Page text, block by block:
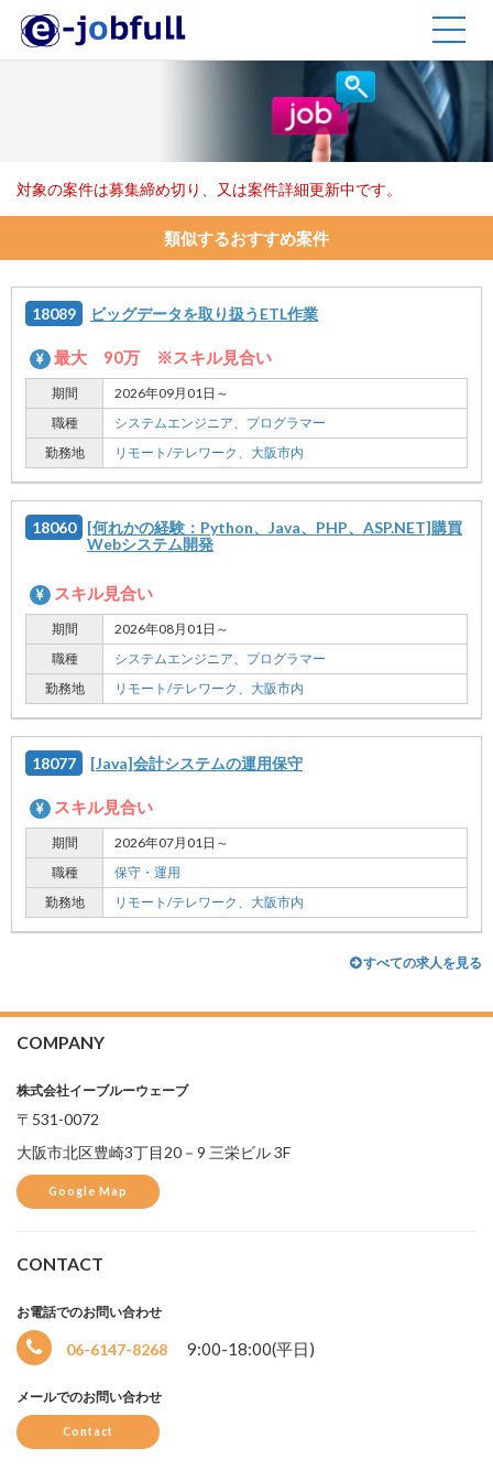
対象の案件は募集締め切り、又は案件詳細更新中です。
類似するおすすめ案件
18089 ビッグデータを取り扱うETL作業
最大 90万 ※スキル見合い
期間
2026年09月01日～
職種
システムエンジニア、 プログラマー
勤務地
リモート/テレワーク、 大阪市内
18060
[何れかの経験：Python、Java、PHP、ASP.NET]購買
Webシステム開発
スキル見合い
期間
2026年08月01日～
職種
システムエンジニア、 プログラマー
勤務地
リモート/テレワーク、 大阪市内
18077 [Java]会計システムの運用保守
スキル見合い
期間
2026年07月01日～
職種
保守・運用
勤務地
リモート/テレワーク、 大阪市内
すべての求人を見る
COMPANY
株式会社イーブルーウェーブ
〒531-0072
大阪市北区豊崎3丁目20－9 三栄ビル 3F
Google Map
CONTACT
お電話でのお問い合わせ
06-6147-8268 9:00-18:00(平日)
メールでのお問い合わせ
Contact